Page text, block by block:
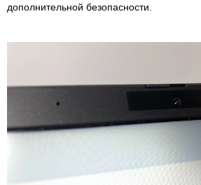
дополнительной безопасности.